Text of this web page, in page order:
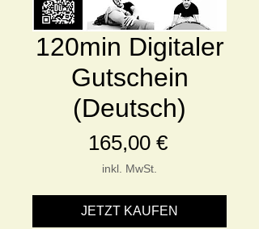
120min Digitaler
Gutschein
(Deutsch)
165,00 €Preis
inkl. MwSt.
JETZT KAUFEN